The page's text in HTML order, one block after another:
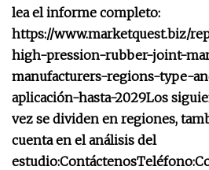
lea el informe completo:
https://www.marketquest.biz/
high-pression-rubber-joint-
manufacturers-regions-type-
aplicación-hasta-2029Los
vez se dividen en regiones,
cuenta en el análisis del
estudio:ContáctenosTeléfono: